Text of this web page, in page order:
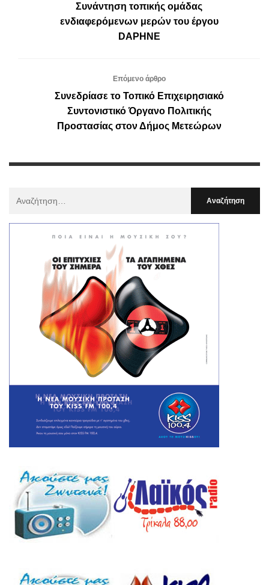
Συνάντηση τοπικής ομάδας
ενδιαφερόμενων μερών του έργου
DAPHNE
Επόμενο άρθρο
Συνεδρίασε το Τοπικό Επιχειρησιακό
Συντονιστικό Όργανο Πολιτικής
Προστασίας στον Δήμος Μετεώρων
: